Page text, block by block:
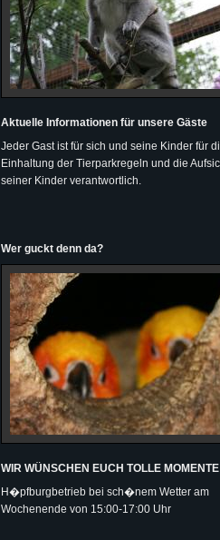
Aktuelle Informationen für unsere Gäste
Jeder Gast ist für sich und seine Kinder für
Einhaltung der Tierparkregeln und die
seiner Kinder verantwortlich.
Wer guckt denn da?
WIR WÜNSCHEN EUCH TOLLE MOMENTE
H�pfburgbetrieb bei sch�nem Wetter am
Wochenende von 15:00-17:00 Uhr